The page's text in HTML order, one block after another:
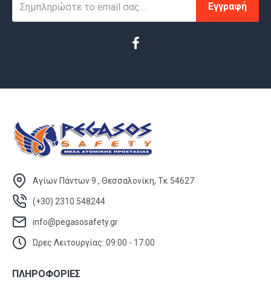
Εγγραφή
Αγίων Πάντων 9 , Θεσσαλονίκη, Τκ 54627
(+30) 2310 548244
info@pegasosafety.gr
Ώρες Λειτουργίας: 09:00 - 17:00
ΠΛΗΡΟΦΟΡΙΕΣ